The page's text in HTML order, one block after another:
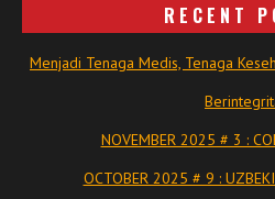
RECENT
Menjadi Tenaga Medis, Tenaga
NOVEMBER 2025 # 3 :
OCTOBER 2025 # 9 :